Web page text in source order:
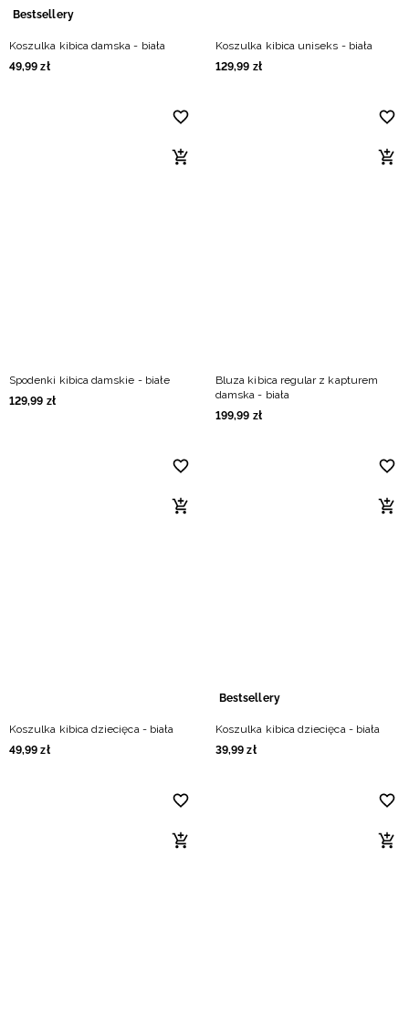
Bestsellery
Koszulka kibica damska - biała
49,99 zł
Koszulka kibica uniseks - biała
129,99 zł
Spodenki kibica damskie - białe
129,99 zł
Bluza kibica regular z kapturem
damska - biała
199,99 zł
Koszulka kibica dziecięca - biała
49,99 zł
Bestsellery
Koszulka kibica dziecięca - biała
39,99 zł